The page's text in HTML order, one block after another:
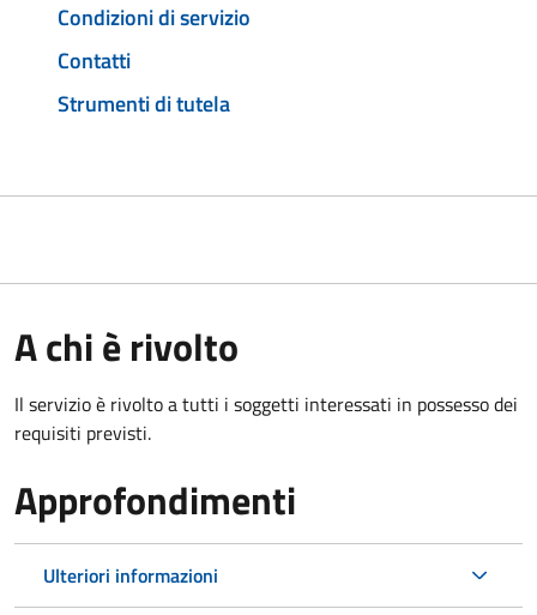
Condizioni di servizio
Contatti
Strumenti di tutela
A chi è rivolto
Il servizio è rivolto a tutti i soggetti interessati in possesso dei
requisiti previsti.
Approfondimenti
Ulteriori informazioni